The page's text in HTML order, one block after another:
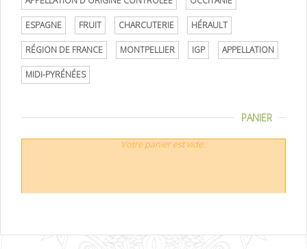
ESPAGNE FRUIT CHARCUTERIE HÉRAULT
RÉGION DE FRANCE MONTPELLIER IGP APPELLATION
MIDI-PYRÉNÉES
PANIER
Votre panier est vide.